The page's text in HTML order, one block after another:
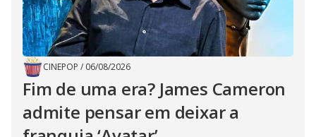
CINEPOP / 06/08/2026
Fim de uma era? James Cameron
admite pensar em deixar a